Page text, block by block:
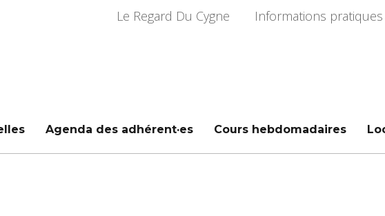
Le Regard Du Cygne Informations pratiques
Agenda des adhérent·es Cours hebdomadaires